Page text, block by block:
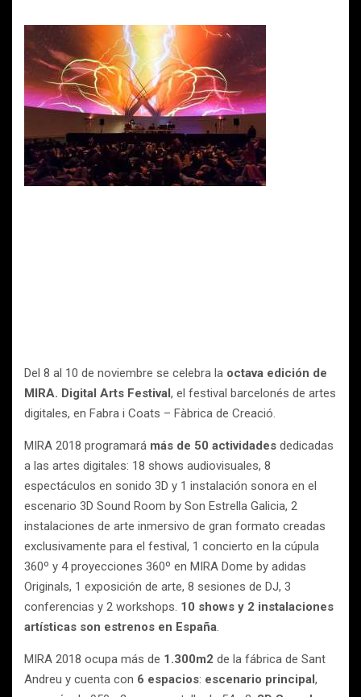
Del 8 al 10 de noviembre se celebra la octava edición de
MIRA. Digital Arts Festival, el festival barcelonés de artes
digitales, en Fabra i Coats – Fàbrica de Creació.
MIRA 2018 programará más de 50 actividades dedicadas
a las artes digitales: 18 shows audiovisuales, 8
espectáculos en sonido 3D y 1 instalación sonora en el
escenario 3D Sound Room by Son Estrella Galicia, 2
instalaciones de arte inmersivo de gran formato creadas
exclusivamente para el festival, 1 concierto en la cúpula
360º y 4 proyecciones 360º en MIRA Dome by adidas
Originals, 1 exposición de arte, 8 sesiones de DJ, 3
conferencias y 2 workshops. 10 shows y 2 instalaciones
artísticas son estrenos en España.
MIRA 2018 ocupa más de 1.300m2 de la fábrica de Sant
Andreu y cuenta con 6 espacios: escenario principal,